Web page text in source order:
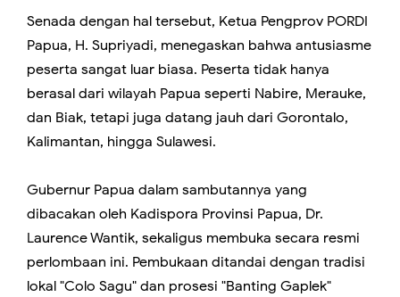
Senada dengan hal tersebut, Ketua Pengprov PORDI
Papua, H. Supriyadi, menegaskan bahwa antusiasme
peserta sangat luar biasa. Peserta tidak hanya
berasal dari wilayah Papua seperti Nabire, Merauke,
dan Biak, tetapi juga datang jauh dari Gorontalo,
Kalimantan, hingga Sulawesi.
Gubernur Papua dalam sambutannya yang
dibacakan oleh Kadispora Provinsi Papua, Dr.
Laurence Wantik, sekaligus membuka secara resmi
perlombaan ini. Pembukaan ditandai dengan tradisi
lokal "Colo Sagu" dan prosesi "Banting Gaplek"